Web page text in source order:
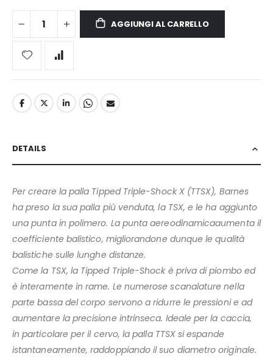
AGGIUNGI AL CARRELLO
DETAILS
Per creare la palla Tipped Triple-Shock X (TTSX), Barnes
ha preso la sua palla più venduta, la TSX, e le ha aggiunto
una punta in polimero. La punta aereodinamicaaumenta il
coefficiente balistico, migliorandone dunque le qualità
balistiche sulle lunghe distanze.
Come la TSX, la Tipped Triple-Shock è priva di piombo ed
è interamente in rame. Le numerose scanalature nella
parte bassa del corpo servono a ridurre le pressioni e ad
aumentare la precisione intrinseca. Ideale per la caccia,
in particolare per il cervo, la palla TTSX si espande
istantaneamente, raddoppiando il suo diametro originale.